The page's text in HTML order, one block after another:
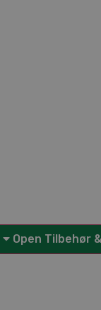
Open Tilbehør